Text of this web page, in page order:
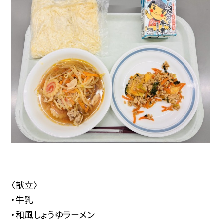
〈献立〉
・牛乳
・和風しょうゆラーメン